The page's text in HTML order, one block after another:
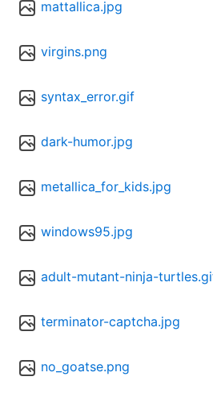
mattallica.jpg
virgins.png
syntax_error.gif
dark-humor.jpg
metallica_for_kids.jpg
windows95.jpg
adult-mutant-ninja-
terminator-captcha.jpg
no_goatse.png